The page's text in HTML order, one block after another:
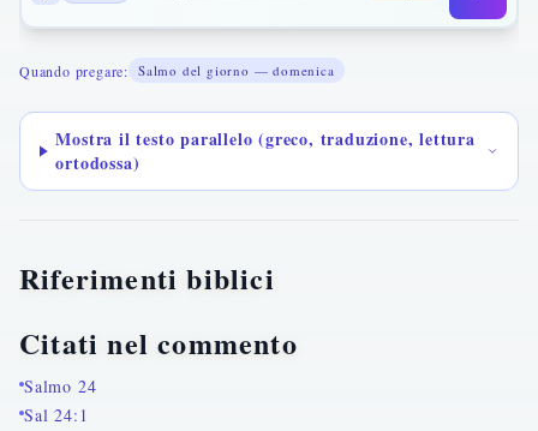
Quando pregare: Salmo del giorno — domenica
Mostra il testo parallelo (greco, traduzione, lettura
ortodossa)
Riferimenti biblici
Citati nel commento
Salmo 24
Sal 24:1